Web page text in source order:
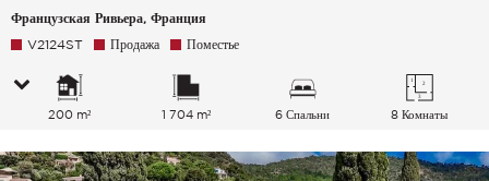
Французская Ривьера, Франция
V2124ST Продажа Поместье
200 m² 1 704 m² 6 Спальни 8 Комнаты